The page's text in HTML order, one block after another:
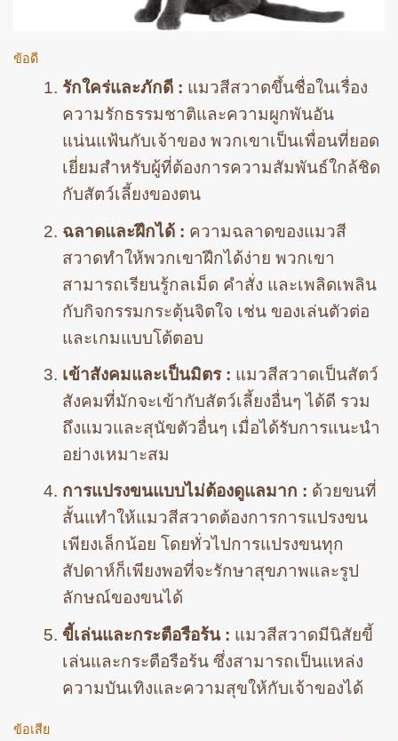
ข้อดี
รักใคร่และภักดี : แมวสีสวาดขึ้นชื่อในเรื่อง
ความรักธรรมชาติและความผูกพันอัน
แน่นแฟ้นกับเจ้าของ พวกเขาเป็นเพื่อนที่ยอด
เยี่ยมสำหรับผู้ที่ต้องการความสัมพันธ์ใกล้ชิด
กับสัตว์เลี้ยงของตน
ฉลาดและฝึกได้ : ความฉลาดของแมวสี
สวาดทำให้พวกเขาฝึกได้ง่าย พวกเขา
สามารถเรียนรู้กลเม็ด คำสั่ง และเพลิดเพลิน
กับกิจกรรมกระตุ้นจิตใจ เช่น ของเล่นตัวต่อ
และเกมแบบโต้ตอบ
เข้าสังคมและเป็นมิตร : แมวสีสวาดเป็นสัตว์
สังคมที่มักจะเข้ากับสัตว์เลี้ยงอื่นๆ ได้ดี รวม
ถึงแมวและสุนัขตัวอื่นๆ เมื่อได้รับการแนะนำ
อย่างเหมาะสม
การแปรงขนแบบไม่ต้องดูแลมาก : ด้วยขนที่
สั้นแทำให้แมวสีสวาดต้องการการแปรงขน
เพียงเล็กน้อย โดยทั่วไปการแปรงขนทุก
สัปดาห์ก็เพียงพอที่จะรักษาสุขภาพและรูป
ลักษณ์ของขนได้
ขี้เล่นและกระตือรือร้น : แมวสีสวาดมีนิสัยขี้
เล่นและกระตือรือร้น ซึ่งสามารถเป็นแหล่ง
ความบันเทิงและความสุขให้กับเจ้าของได้
ข้อเสีย